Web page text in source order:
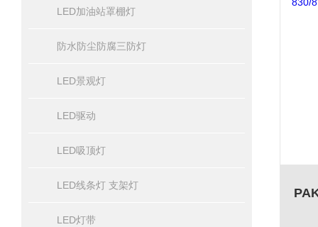
LED加油站罩棚灯
防水防尘防腐三防灯
LED景观灯
LED驱动
LED吸顶灯
LED线条灯 支架灯
LED灯带